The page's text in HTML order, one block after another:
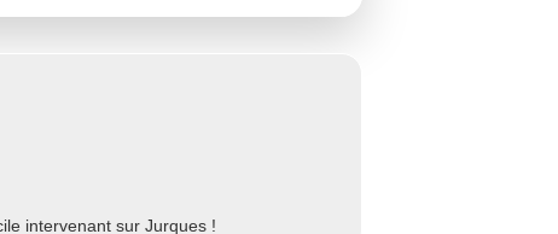
intervenant sur Jurques !